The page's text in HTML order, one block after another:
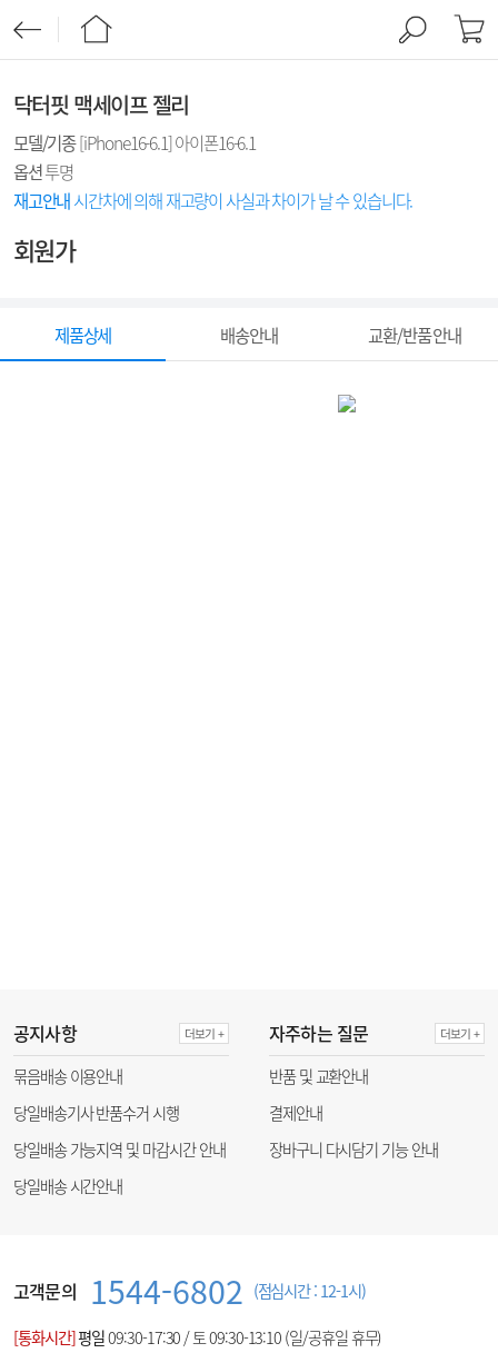
닥터핏 맥세이프 젤리
모델/기종[iPhone16-6.1] 아이폰16-6.1
옵션투명
재고안내시간차에 의해 재고량이 사실과 차이가 날 수 있습니다.
회원가
제품상세 배송안내 교환/반품 안내
공지사항 더보기 +
묶음배송 이용안내
당일배송기사 반품수거 시행
당일배송 가능지역 및 마감시간 안내
당일배송 시간안내
자주하는 질문 더보기 +
반품 및 교환안내
결제안내
장바구니 다시담기 기능 안내
고객문의 1544-6802 (점심시간 : 12-1시)
[통화시간]평일09:30-17:30 / 토 09:30-13:10 (일/공휴일 휴무)